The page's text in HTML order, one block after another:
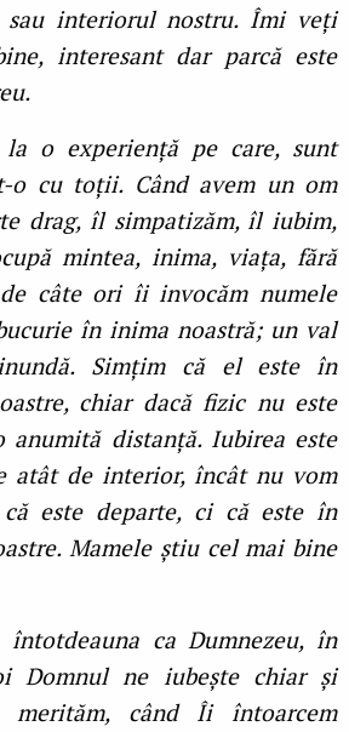
interiorul nostru. Îmi veți
interesant dar parcă este
la o experiență pe care, sunt
o cu toții. Când avem un om
drag, îl simpatizăm, îl iubim,
mintea, inima, viața, fără
câte ori îi invocăm numele
în inima noastră; un val
Simțim că el este în
chiar dacă fizic nu este
distanță. Iubirea este
atât de interior, încât nu vom
este departe, ci că este în
Mamele știu cel mai bine
întotdeauna ca Dumnezeu, în
Domnul ne iubește chiar și
când Îi întoarcem